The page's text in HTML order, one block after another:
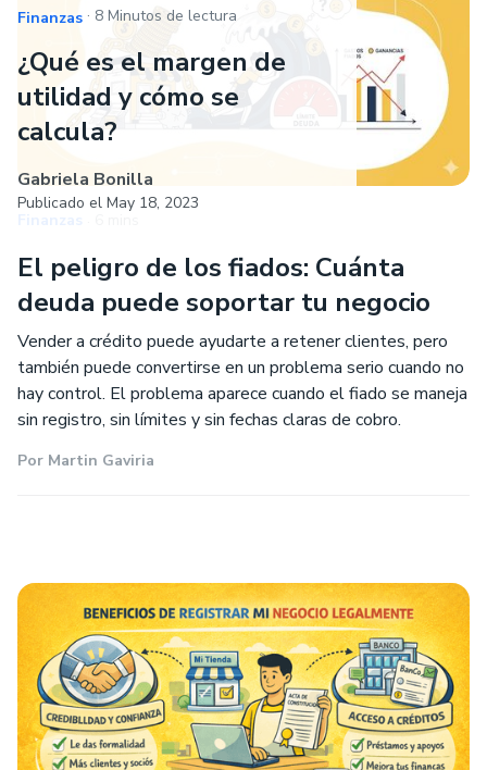
Finanzas . 8 Minutos de lectura
¿Qué es el margen de
utilidad y cómo se
calcula?
Gabriela Bonilla
Publicado el May 18, 2023
El peligro de los fiados: Cuánta
deuda puede soportar tu negocio
Vender a crédito puede ayudarte a retener clientes, pero
también puede convertirse en un problema serio cuando no
hay control. El problema aparece cuando el fiado se maneja
sin registro, sin límites y sin fechas claras de cobro.
Por Martin Gaviria